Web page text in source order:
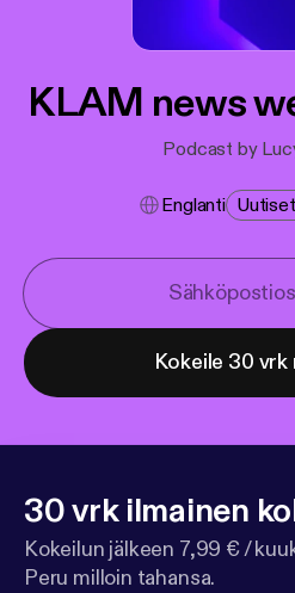
KLAM news
Podcast by
Englanti
Kokeile 30
30 vrk ilmainen
Kokeilun jälkeen 7,99 € /
Peru milloin tahansa.